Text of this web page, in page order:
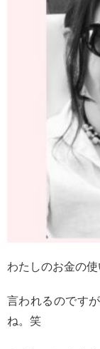
わたしのお金の
言われるのです
ね。笑